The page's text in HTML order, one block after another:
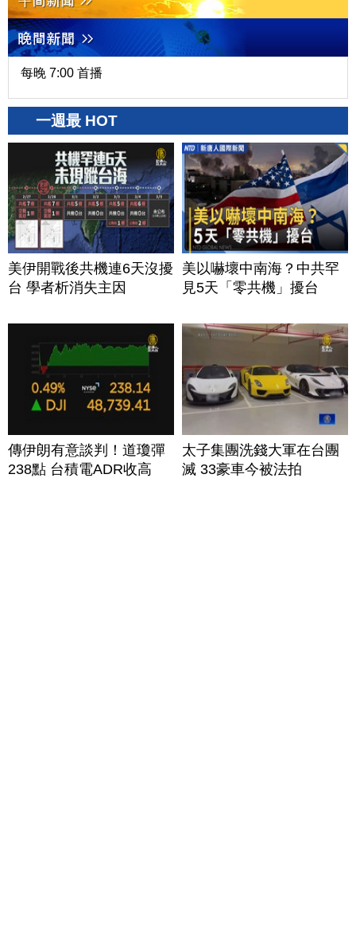
每晚 7:00 首播
一週最 HOT
美伊開戰後共機連6天沒擾
台 學者析消失主因
美以嚇壞中南海？中共罕
見5天「零共機」擾台
傳伊朗有意談判！道瓊彈
238點 台積電ADR收高
太子集團洗錢大軍在台團
滅 33豪車今被法拍